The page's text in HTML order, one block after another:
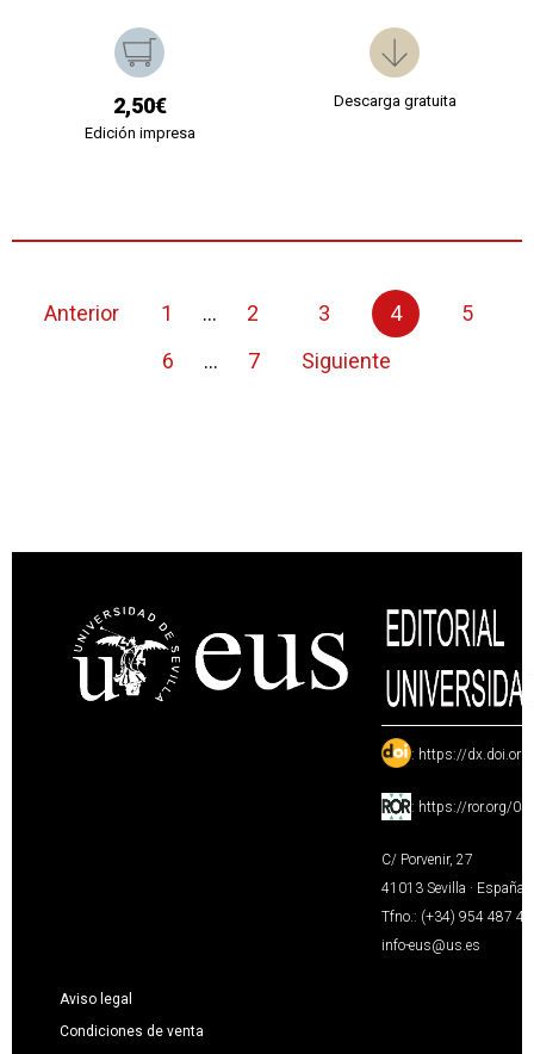
2,50€
Edición impresa
Descarga gratuita
Anterior 1 ... 2 3 4
5
6
... 7 Siguiente
: https://
: https://ror.org/
C/ Porvenir, 27
41013 Sevilla · España
Tfno.: (+34) 954 487
info-eus@us.es
Aviso legal
Condiciones de venta